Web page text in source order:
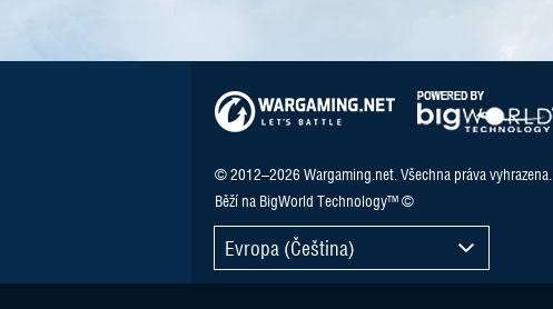
© 2012–2026 Wargaming.net. Všechna práva vyhrazena.
Běží na BigWorld Technology™ ©
Evropa (Čeština)